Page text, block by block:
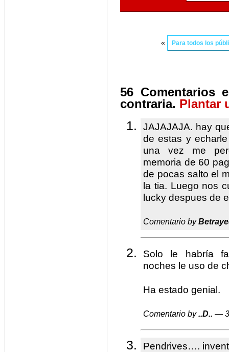
« Para todos los
56 Comentarios
contraria. Plantar
JAJAJAJA. hay
de estas y
una vez me
memoria de 60
de pocas salto el
la tia. Luego nos
lucky despues de
Comentario by
Solo le habría
noches le uso de
Ha estado genial.
Comentario by..D.. —
Pendrives….